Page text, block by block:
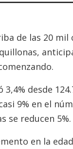
de las 20 mil
desde
9% en el
se reducen 5%.
en la